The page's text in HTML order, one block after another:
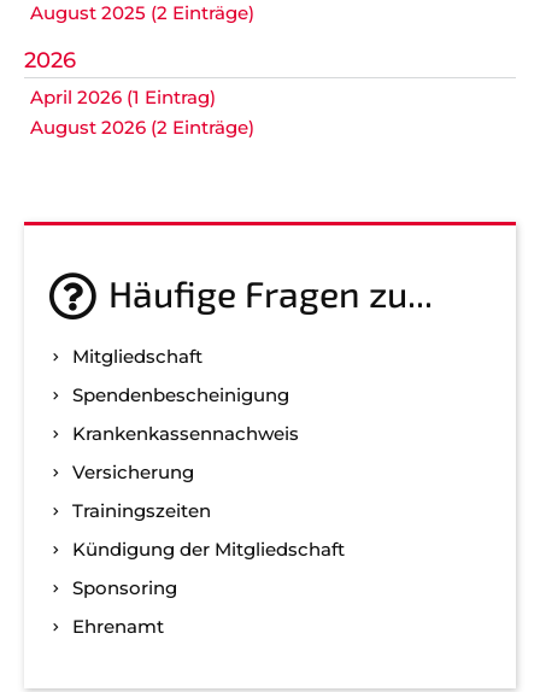
August 2025 (2 Einträge)
2026
April 2026 (1 Eintrag)
August 2026 (2 Einträge)
Häufige Fragen zu...
Mitgliedschaft
Spenden­bescheinigung
Kranken­kassen­nachweis
Versicherung
Trainingszeiten
Kündigung der Mitgliedschaft
Sponsoring
Ehrenamt